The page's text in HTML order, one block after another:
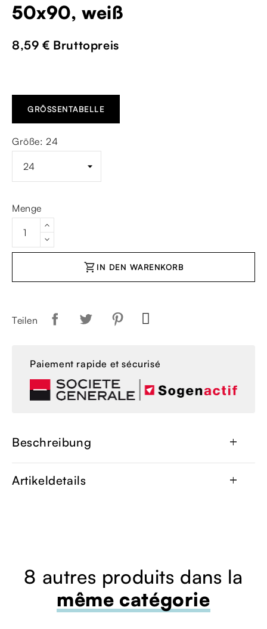
50x90, weiß
8,59 € Bruttopreis
GRÖSSENTABELLE
Größe: 24
Menge
shopping_cart IN DEN WARENKORB
Teilen
Paiement rapide et sécurisé
Beschreibung add
Artikeldetails add
8 autres produits dans la
même catégorie